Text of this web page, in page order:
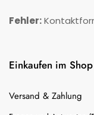
Fehler:
Einkaufen im Shop
Versand & Zahlung